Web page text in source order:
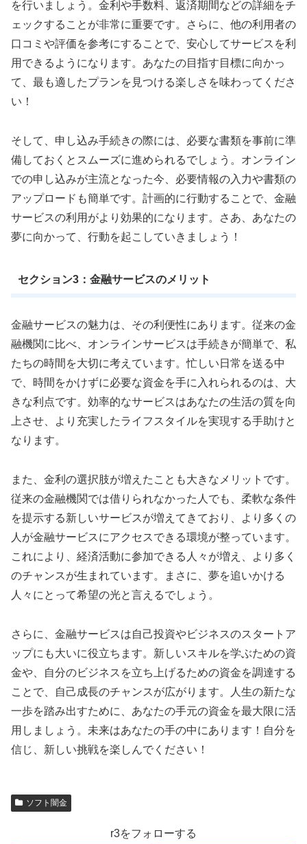
を行いましょう。金利や手数料、返済期間などの詳細をチ
ェックすることが非常に重要です。さらに、他の利用者の
口コミや評価を参考にすることで、安心してサービスを利
用できるようになります。あなたの目指す目標に向かっ
て、最も適したプランを見つける楽しさを味わってくださ
い！
そして、申し込み手続きの際には、必要な書類を事前に準
備しておくとスムーズに進められるでしょう。オンライン
での申し込みが主流となった今、必要情報の入力や書類の
アップロードも簡単です。計画的に行動することで、金融
サービスの利用がより効果的になります。さあ、あなたの
夢に向かって、行動を起こしていきましょう！
セクション3：金融サービスのメリット
金融サービスの魅力は、その利便性にあります。従来の金
融機関に比べ、オンラインサービスは手続きが簡単で、私
たちの時間を大切に考えています。忙しい日常を送る中
で、時間をかけずに必要な資金を手に入れられるのは、大
きな利点です。効率的なサービスはあなたの生活の質を向
上させ、より充実したライフスタイルを実現する手助けと
なります。
また、金利の選択肢が増えたことも大きなメリットです。
従来の金融機関では借りられなかった人でも、柔軟な条件
を提示する新しいサービスが増えてきており、より多くの
人が金融サービスにアクセスできる環境が整っています。
これにより、経済活動に参加できる人々が増え、より多く
のチャンスが生まれています。まさに、夢を追いかける
人々にとって希望の光と言えるでしょう。
さらに、金融サービスは自己投資やビジネスのスタートア
ップにも大いに役立ちます。新しいスキルを学ぶための資
金や、自分のビジネスを立ち上げるための資金を調達する
ことで、自己成長のチャンスが広がります。人生の新たな
一歩を踏み出すために、あなたの手元の資金を最大限に活
用しましょう。未来はあなたの手の中にあります！自分を
信じ、新しい挑戦を楽しんでください！
ソフト闇金
r3をフォローする